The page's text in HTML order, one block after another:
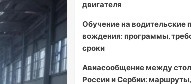
двигателя
Обучение на водительские
вождения: программы,
сроки
Авиасообщение между
России и Сербии: